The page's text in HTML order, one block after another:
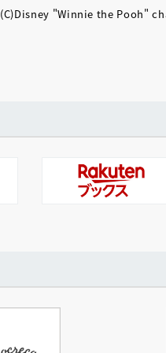
"Winnie the Pooh"